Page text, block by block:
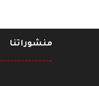
منشوراتنا